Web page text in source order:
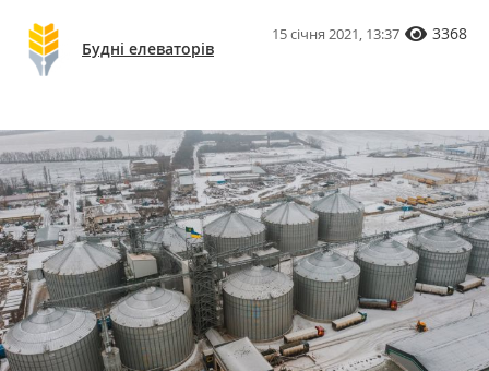
Будні елеваторів
15 січня 2021, 13:37 3368